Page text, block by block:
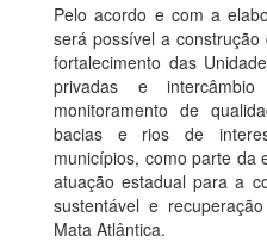
Pelo acordo e com a
será possível a
fortalecimento das
privadas e
monitoramento de
bacias e rios de
municípios, como parte da
atuação estadual para a
sustentável e
Mata Atlântica.